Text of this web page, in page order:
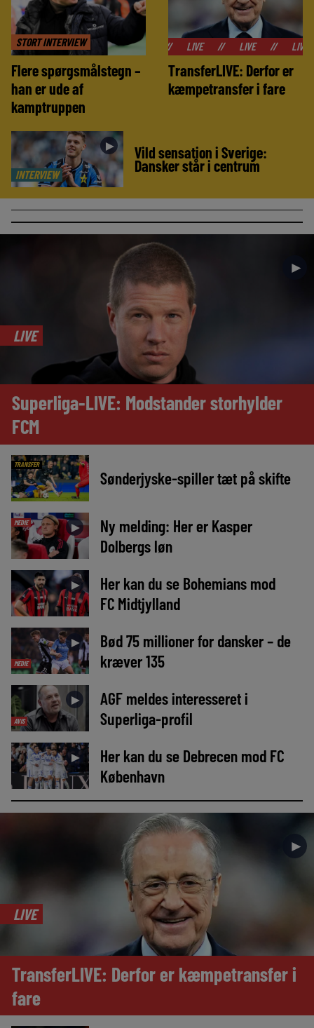
STORT INTERVIEW
Flere spørgsmålstegn –
han er ude af
kamptruppen
// LIVE LIVE
TransferLIVE: Derfor er
kæmpetransfer i fare
INTERVIEW
► Vild sensation i Sverige:
Dansker står i centrum
►
LIVE
Superliga-LIVE: Modstander storhylder
FCM
TRANSFER
Sønderjyske-spiller tæt på skifte
MEDIE ►
Ny melding: Her er Kasper
Dolbergs løn
►
Her kan du se Bohemians mod
FC Midtjylland
MEDIE
►
Bød 75 millioner for dansker – de
kræver 135
AVIS
►
AGF meldes interesseret i
Superliga-profil
►
Her kan du se Debrecen mod FC
København
►
LIVE
TransferLIVE: Derfor er kæmpetransfer i
fare